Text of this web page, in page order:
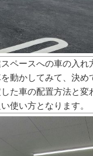
ペースへの車の入れ
動かしてみて、決め
た車の配置方法と
使い方となります。